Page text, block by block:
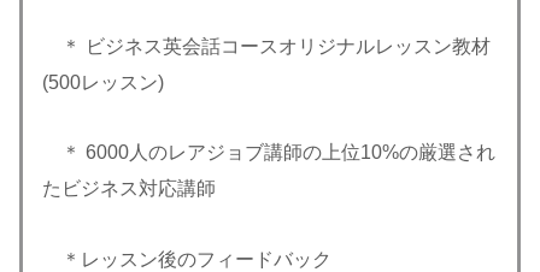
＊ ビジネス英会話コースオリジナルレッスン教材
(500レッスン)
＊ 6000人のレアジョブ講師の上位10%の厳選され
たビジネス対応講師
＊レッスン後のフィードバック